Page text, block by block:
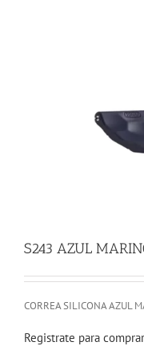
S243 AZUL
CORREA SILICONA AZUL
Registrate para comprar